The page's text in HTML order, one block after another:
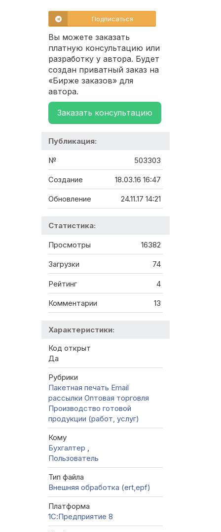
Подписаться
Вы можете заказать
платную консультацию или
разработку у автора. Будет
создан приватный заказ на
«Бирже заказов» для
автора.
Заказать консультацию
Публикация:
№ 503303
Создание 18.03.16 16:47
Обновление 24.11.17 14:21
Статистика:
Просмотры 16382
Загрузки 74
Рейтинг 4
Комментарии 13
Характеристики:
Код открыт
Да
Рубрики
Пакетная печать Email
рассылки Оптовая торговля
Производство готовой
продукции (работ, услуг)
Кому
Бухгалтер ,
Пользователь
Тип файла
Внешняя обработка (ert,epf)
Платформа
1С:Предприятие 8